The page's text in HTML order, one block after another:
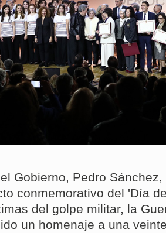
Gobierno, Pedro
conmemorativo del 'Día
del golpe militar, la
un homenaje a una